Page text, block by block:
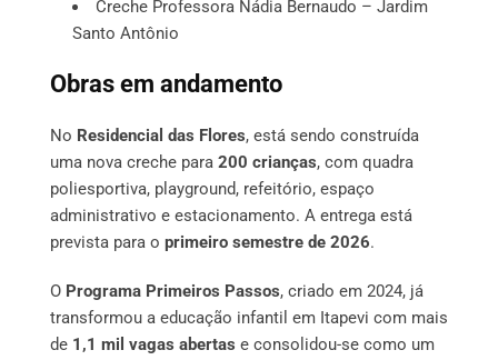
Creche Professora Nádia Bernaudo – Jardim
Santo Antônio
Obras em andamento
No Residencial das Flores, está sendo construída
uma nova creche para 200 crianças, com quadra
poliesportiva, playground, refeitório, espaço
administrativo e estacionamento. A entrega está
prevista para o primeiro semestre de 2026.
O Programa Primeiros Passos, criado em 2024, já
transformou a educação infantil em Itapevi com mais
de 1,1 mil vagas abertas e consolidou-se como um